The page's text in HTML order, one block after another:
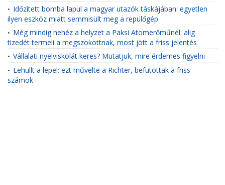
• Időzített bomba lapul a magyar utazók táskájában: egyetlen
ilyen eszköz miatt semmisült meg a repülőgép
• Még mindig nehéz a helyzet a Paksi Atomerőműnél: alig
tizedét termeli a megszokottnak, most jött a friss jelentés
• Vállalati nyelviskolát keres? Mutatjuk, mire érdemes figyelni
• Lehullt a lepel: ezt művelte a Richter, befutottak a friss
számok